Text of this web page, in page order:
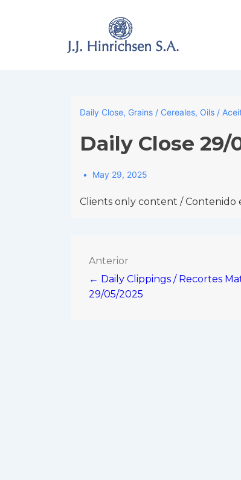
Daily Close, Grains / Cereales, Oils /
Daily Close 29/
May 29, 2025
Clients only content / Contenido
Navegación
de
Anterior
← Daily Clippings / Recortes
29/05/2025